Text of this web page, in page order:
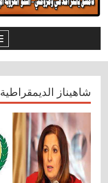
شاهيناز الديمقراطية